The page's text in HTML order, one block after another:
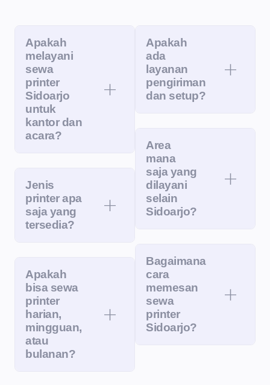
Apakah
melayani
sewa
printer
Sidoarjo
untuk
kantor dan
acara?
Jenis
printer apa
saja yang
tersedia?
Apakah
bisa sewa
printer
harian,
mingguan,
atau
bulanan?
Apakah
ada
layanan
pengiriman
dan setup?
Area
mana
saja yang
dilayani
selain
Sidoarjo?
Bagaimana
cara
memesan
sewa
printer
Sidoarjo?